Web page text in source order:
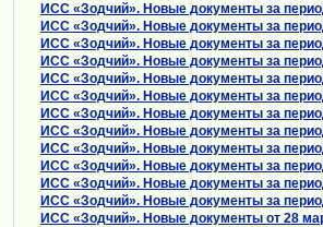
ИСС «Зодчий». Новые документы за
ИСС «Зодчий». Новые документы за
ИСС «Зодчий». Новые документы за
ИСС «Зодчий». Новые документы за
ИСС «Зодчий». Новые документы за
ИСС «Зодчий». Новые документы за
ИСС «Зодчий». Новые документы за
ИСС «Зодчий». Новые документы за
ИСС «Зодчий». Новые документы за
ИСС «Зодчий». Новые документы за
ИСС «Зодчий». Новые документы за
ИСС «Зодчий». Новые документы за
ИСС «Зодчий». Новые документы от 28